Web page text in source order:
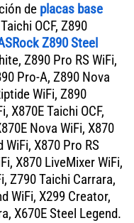
de placas base
OCF, Z890
Z890 Steel
Z890 Pro RS WiFi,
Pro-A, Z890 Nova
WiFi, Z890
X870E Taichi OCF,
Nova WiFi, X870
X870 Pro RS
X870 LiveMixer WiFi,
Z790 Taichi Carrara,
WiFi, X299 Creator,
X670E Steel Legend.